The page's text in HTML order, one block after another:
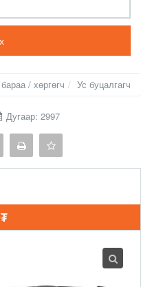
/ хөргөгч Ус буцалгагч
Дугаар: 2997